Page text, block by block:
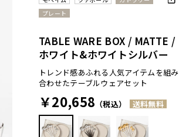
プレート
TABLE WARE BOX / MATTE /
ホワイト&ホワイトシルバー
トレンド感あふれる人気アイテムを組み
合わせたテーブルウェアセット
￥20,658 （税込） 送料無料